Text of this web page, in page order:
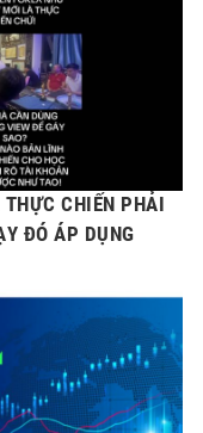
THỰC CHIẾN PHẢI
ĐÓ ÁP DỤNG